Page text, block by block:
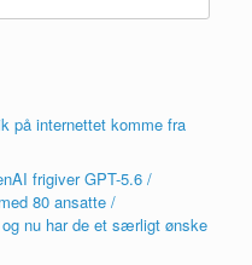
på internettet komme fra
frigiver GPT-5.6 /
80 ansatte /
nu har de et særligt ønske